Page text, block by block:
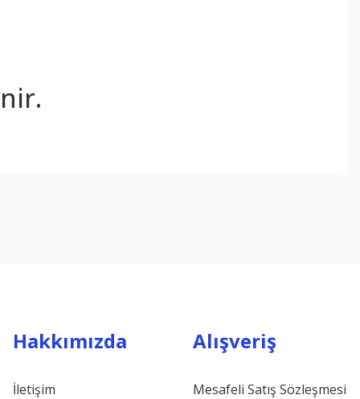
Hakkımızda
İletişim
Alışveriş
Mesafeli Satış Sözleşmesi